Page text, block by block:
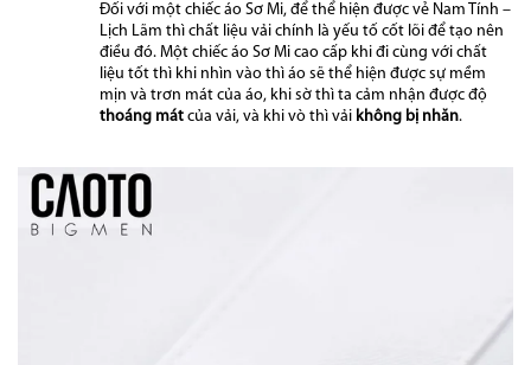
Đối với một chiếc áo Sơ Mi, để thể hiện được vẻ Nam Tính –
Lịch Lãm thì chất liệu vải chính là yếu tố cốt lõi để tạo nên
điều đó. Một chiếc áo Sơ Mi cao cấp khi đi cùng với chất
liệu tốt thì khi nhìn vào thì áo sẽ thể hiện được sự mềm
mịn và trơn mát của áo, khi sờ thì ta cảm nhận được độ
thoáng mát của vải, và khi vò thì vải không bị nhăn.